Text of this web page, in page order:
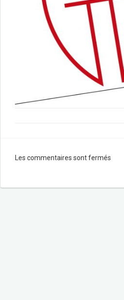
Les commentaires sont fermés